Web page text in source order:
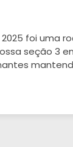
foi uma
seção 3